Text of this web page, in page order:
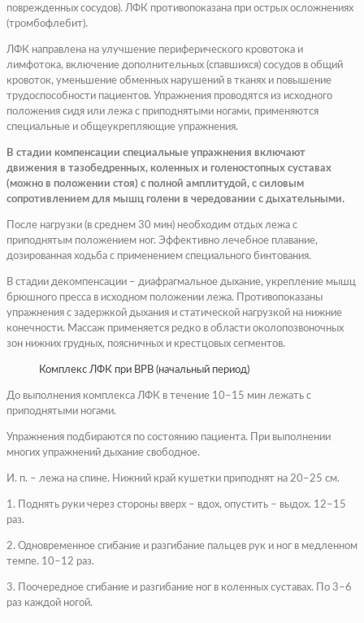
поврежденных сосудов). ЛФК противопоказана при острых осложнениях
(тромбофлебит).
ЛФК направлена на улучшение периферического кровотока и
лимфотока, включение дополнительных (спавшихся) сосудов в общий
кровоток, уменьшение обменных нарушений в тканях и повышение
трудоспособности пациентов. Упражнения проводятся из исходного
положения сидя или лежа с приподнятыми ногами, применяются
специальные и общеукрепляющие упражнения.
В стадии компенсации специальные упражнения включают
движения в тазобедренных, коленных и голеностопных суставах
(можно в положении стоя) с полной амплитудой, с силовым
сопротивлением для мышц голени в чередовании с дыхательными.
После нагрузки (в среднем 30 мин) необходим отдых лежа с
приподнятым положением ног. Эффективно лечебное плавание,
дозированная ходьба с применением специального бинтования.
В стадии декомпенсации – диафрагмальное дыхание, укрепление мышц
брюшного пресса в исходном положении лежа. Противопоказаны
упражнения с задержкой дыхания и статической нагрузкой на нижние
конечности. Массаж применяется редко в области околопозвоночных
зон нижних грудных, поясничных и крестцовых сегментов.
Комплекс ЛФК при ВРВ (начальный период)
До выполнения комплекса ЛФК в течение 10–15 мин лежать с
приподнятыми ногами.
Упражнения подбираются по состоянию пациента. При выполнении
многих упражнений дыхание свободное.
И. п. – лежа на спине. Нижний край кушетки приподнят на 20–25 см.
1. Поднять руки через стороны вверх – вдох, опустить – выдох. 12–15
раз.
2. Одновременное сгибание и разгибание пальцев рук и ног в медленном
темпе. 10–12 раз.
3. Поочередное сгибание и разгибание ног в коленных суставах. По 3–6
раз каждой ногой.